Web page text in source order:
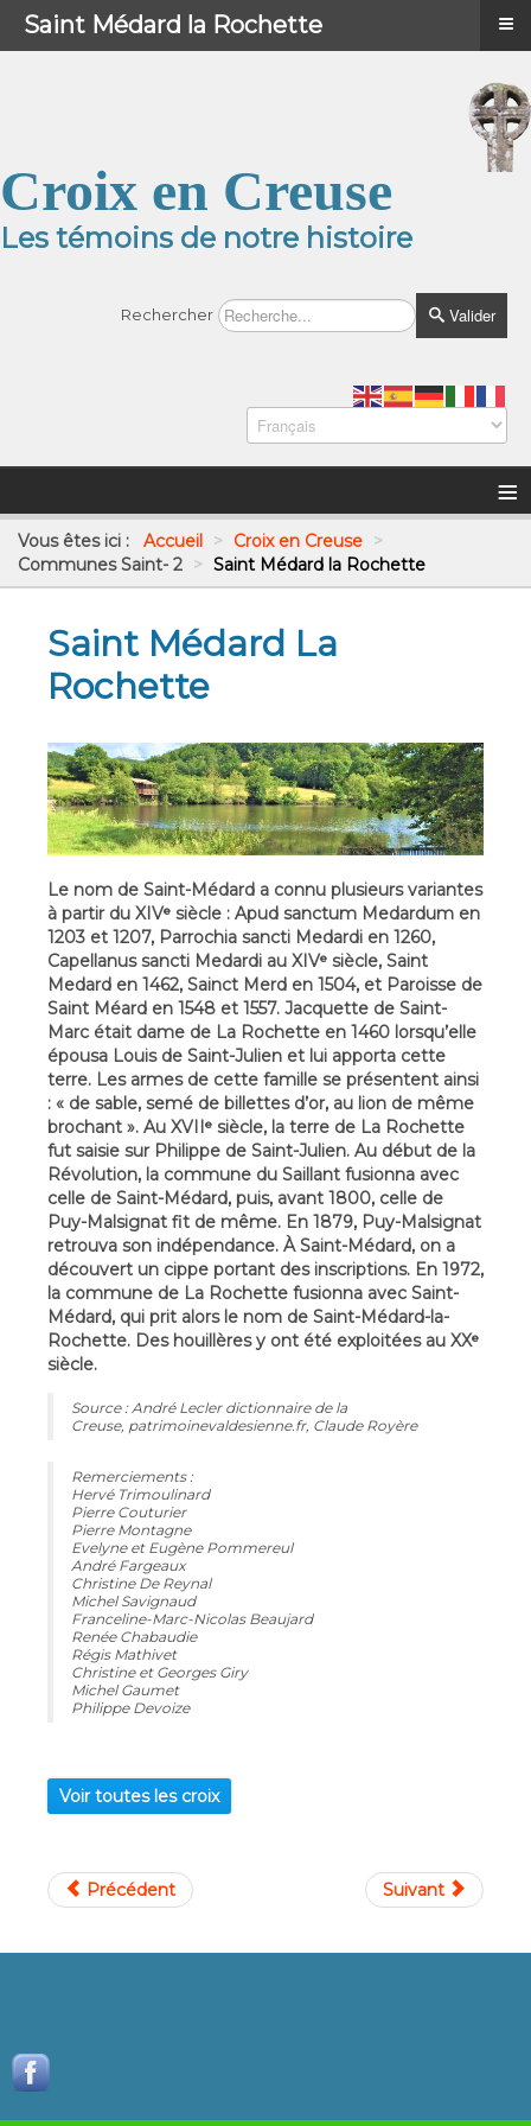
Croix en Creuse
Les témoins de notre histoire
Rechercher Valider
≡
Vous êtes ici : Accueil > Croix en Creuse >
Communes Saint- 2 > Saint Médard la Rochette
Saint Médard La
Rochette
Le nom de Saint-Médard a connu plusieurs variantes
à partir du XIVᵉ siècle : Apud sanctum Medardum en
1203 et 1207, Parrochia sancti Medardi en 1260,
Capellanus sancti Medardi au XIVᵉ siècle, Saint
Medard en 1462, Sainct Merd en 1504, et Paroisse de
Saint Méard en 1548 et 1557. Jacquette de Saint-
Marc était dame de La Rochette en 1460 lorsqu’elle
épousa Louis de Saint-Julien et lui apporta cette
terre. Les armes de cette famille se présentent ainsi
: « de sable, semé de billettes d’or, au lion de même
brochant ». Au XVIIᵉ siècle, la terre de La Rochette
fut saisie sur Philippe de Saint-Julien. Au début de la
Révolution, la commune du Saillant fusionna avec
celle de Saint-Médard, puis, avant 1800, celle de
Puy-Malsignat fit de même. En 1879, Puy-Malsignat
retrouva son indépendance. À Saint-Médard, on a
découvert un cippe portant des inscriptions. En 1972,
la commune de La Rochette fusionna avec Saint-
Médard, qui prit alors le nom de Saint-Médard-la-
Rochette. Des houillères y ont été exploitées au XXᵉ
siècle.
Source : André Lecler dictionnaire de la
Creuse, patrimoinevaldesienne.fr, Claude Royère
Remerciements :
Hervé Trimoulinard
Pierre Couturier
Pierre Montagne
Evelyne et Eugène Pommereul
André Fargeaux
Christine De Reynal
Michel Savignaud
Franceline-Marc-Nicolas Beaujard
Renée Chabaudie
Régis Mathivet
Christine et Georges Giry
Michel Gaumet
Philippe Devoize
Voir toutes les croix
Précédent Suivant
Menu ≡
Saint Médard la Rochette ≡